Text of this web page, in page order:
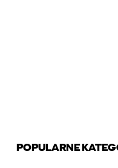
POPULARNE